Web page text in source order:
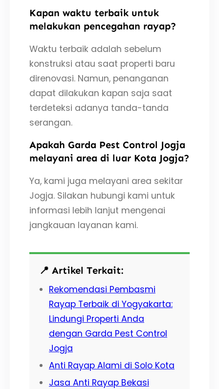
Kapan waktu terbaik untuk
melakukan pencegahan rayap?
Waktu terbaik adalah sebelum
konstruksi atau saat properti baru
direnovasi. Namun, penanganan
dapat dilakukan kapan saja saat
terdeteksi adanya tanda-tanda
serangan.
Apakah Garda Pest Control Jogja
melayani area di luar Kota Jogja?
Ya, kami juga melayani area sekitar
Jogja. Silakan hubungi kami untuk
informasi lebih lanjut mengenai
jangkauan layanan kami.
📍 Artikel Terkait:
Rekomendasi Pembasmi
Rayap Terbaik di Yogyakarta:
Lindungi Properti Anda
dengan Garda Pest Control
Jogja
Anti Rayap Alami di Solo Kota
Jasa Anti Rayap Bekasi